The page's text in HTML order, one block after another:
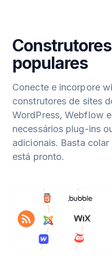
populares
Conecte e incorpore
construtores de sites
WordPress, Webflow
necessários plug-ins
adicionais. Basta
está pronto.